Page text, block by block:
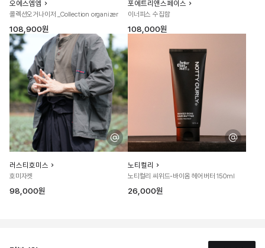
오에스엠엠
콜렉션오거나이저 _Collection organizer
108,900원
포에트리앤스페이스
이너피스 수집함
108,000원
러스티호미스
호미자켓
98,000원
노티컬리
노티컬리 씨위드-바이옴 헤어버터 150ml
26,000원